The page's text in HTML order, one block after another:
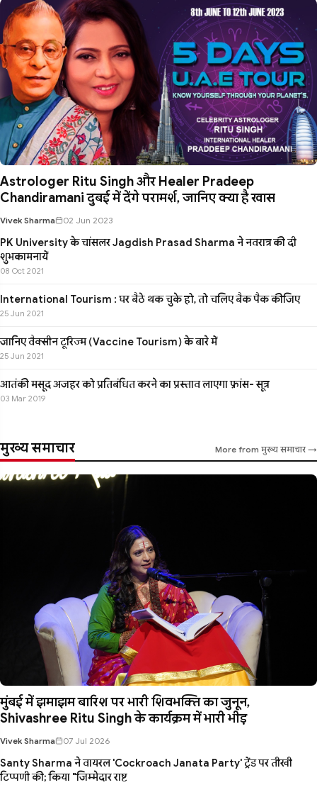
Astrologer Ritu Singh और Healer Pradeep
Chandiramani दुबई में देंगे परामर्श, जानिए क्या है खास
Vivek Sharma 02 Jun 2023
PK University के चांसलर Jagdish Prasad Sharma ने नवरात्र की दी
शुभकामनायें
08 Oct 2021
International Tourism : घर बैठे थक चुके हो, तो चलिए बैक पैक कीजिए
25 Jun 2021
जानिए वैक्सीन टूरिज्म (Vaccine Tourism) के बारे में
25 Jun 2021
आतंकी मसूद अजहर को प्रतिबंधित करने का प्रस्ताव लाएगा फ्रांस- सूत्र
03 Mar 2019
मुख्य समाचार More from मुख्य समाचार →
मुंबई में झमाझम बारिश पर भारी शिवभक्ति का जुनून,
Shivashree Ritu Singh के कार्यक्रम में भारी भीड़
Vivek Sharma 07 Jul 2026
Santy Sharma ने वायरल 'Cockroach Janata Party' ट्रेंड पर तीखी
टिप्पणी की; किया "जिम्मेदार राष्ट